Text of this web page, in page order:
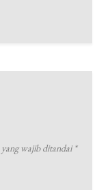
yang wajib ditandai *